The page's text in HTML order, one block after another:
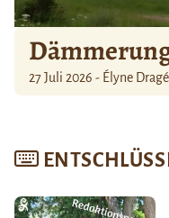
27 Juli 2026 - Élyne